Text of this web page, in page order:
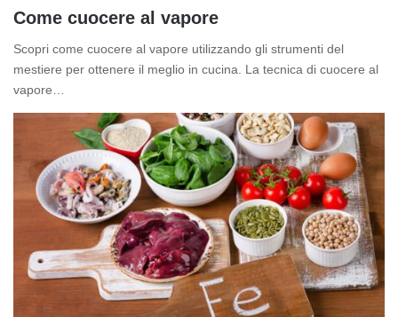
Come cuocere al vapore
Scopri come cuocere al vapore utilizzando gli strumenti del
mestiere per ottenere il meglio in cucina. La tecnica di cuocere al
vapore…